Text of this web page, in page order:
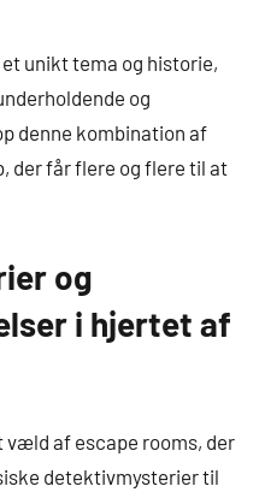
unikt tema og historie,
og
denne kombination af
der får flere og flere til at
og
i hjertet af
væld af escape rooms, der
detektivmysterier til